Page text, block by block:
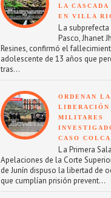
LA
EN VILLA
L a
Pasco, Jhanet
Resines, confirmó el
adolescente de 13 años que
tras...
ORDENAN LA
LIBERACIÓN
MILITARES
CASO
L a Primera
Apelaciones de la Corte
de Junín dispuso la libertad de
que cumplían prisión prevent...